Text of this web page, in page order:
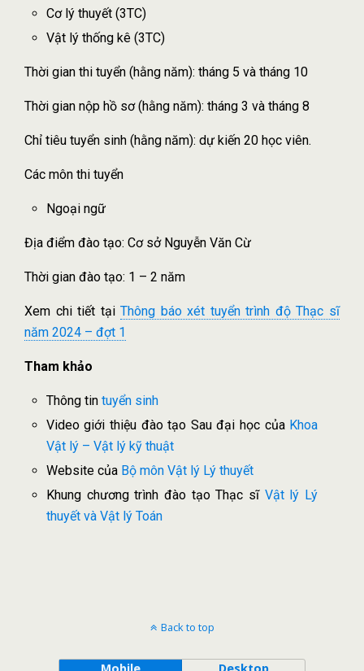
Cơ lý thuyết (3TC)
Vật lý thống kê (3TC)
Thời gian thi tuyển (hằng năm): tháng 5 và tháng 10
Thời gian nộp hồ sơ (hằng năm): tháng 3 và tháng 8
Chỉ tiêu tuyển sinh (hằng năm): dự kiến 20 học viên.
Các môn thi tuyển
Ngoại ngữ
Địa điểm đào tạo: Cơ sở Nguyễn Văn Cừ
Thời gian đào tạo: 1 – 2 năm
Xem chi tiết tạiThông báo xét tuyển trình độ Thạc sĩ
năm 2024 – đợt 1
Tham khảo
Thông tin tuyển sinh
Video giới thiệu đào tạo Sau đại học của Khoa
Vật lý – Vật lý kỹ thuật
Website của Bộ môn Vật lý Lý thuyết
Khung chương trình đào tạo Thạc sĩ Vật lý Lý
thuyết và Vật lý Toán
Back to top